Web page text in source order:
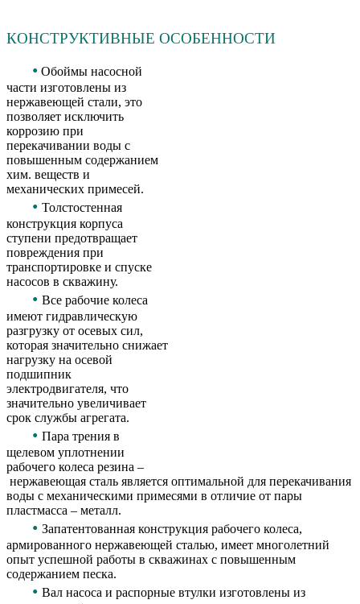
КОНСТРУКТИВНЫЕ ОСОБЕННОСТИ
• Обоймы насосной
части изготовлены из
нержавеющей стали, это
позволяет исключить
коррозию при
перекачивании воды с
повышенным содержанием
хим. веществ и
механических примесей.
• Толстостенная
конструкция корпуса
ступени предотвращает
повреждения при
транспортировке и спуске
насосов в скважину.
• Все рабочие колеса
имеют гидравлическую
разгрузку от осевых сил,
которая значительно снижает
нагрузку на осевой
подшипник
электродвигателя, что
значительно увеличивает
срок службы агрегата.
• Пара трения в
щелевом уплотнении
рабочего колеса резина –
нержавеющая сталь является оптимальной для перекачивания
воды с механическими примесями в отличие от пары
пластмасса – металл.
• Запатентованная конструкция рабочего колеса,
армированного нержавеющей сталью, имеет многолетний
опыт успешной работы в скважинах с повышенным
содержанием песка.
• Вал насоса и распорные втулки изготовлены из